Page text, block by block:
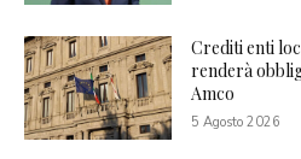
Crediti enti
renderà
Amco
5 Agosto 2026